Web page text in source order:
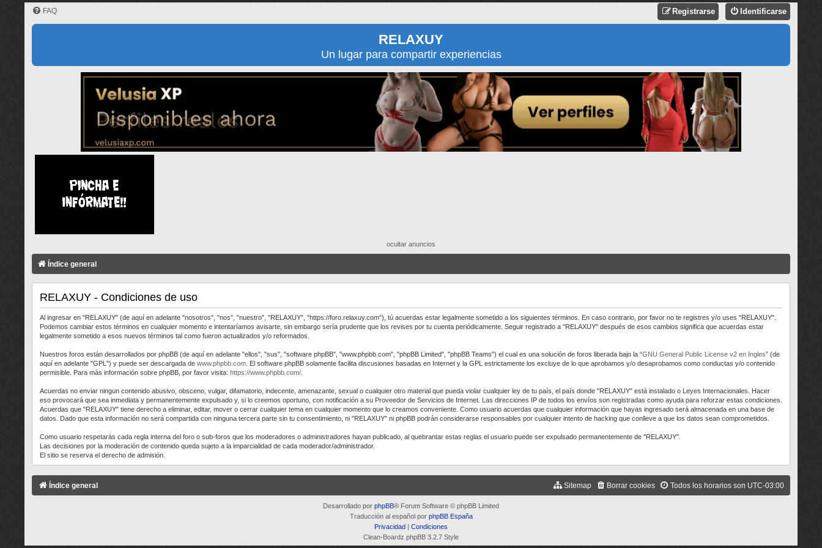
FAQ Identificarse
Registrarse
RELAXUY
Un lugar para compartir experiencias
ocultar anuncios
Índice general
RELAXUY - Condiciones de uso
Al ingresar en "RELAXUY" (de aquí en adelante "nosotros", "nos", "nuestro", "RELAXUY", "https://foro.relaxuy.com"), tú acuerdas estar legalmente sometido a los siguientes términos. En caso contrario, por favor no te registres y/o uses "RELAXUY".
Podemos cambiar estos términos en cualquier momento e intentaríamos avisarte, sin embargo sería prudente que los revises por tu cuenta periódicamente. Seguir registrado a "RELAXUY" después de esos cambios significa que acuerdas estar
legalmente sometido a esos nuevos términos tal como fueron actualizados y/o reformados.
Nuestros foros están desarrollados por phpBB (de aquí en adelante "ellos", "sus", "software phpBB", "www.phpbb.com", "phpBB Limited", "phpBB Teams") el cual es una solución de foros liberada bajo la “GNU General Public License v2 en Ingles” (de
aquí en adelante "GPL") y puede ser descargada de www.phpbb.com . El software phpBB solamente facilita discusiones basadas en Internet y la GPL estrictamente los excluye de lo que aprobamos y/o desaprobamos como conductas y/o contenido
permisible. Para más información sobre phpBB, por favor visita: https://www.phpbb.com/
Acuerdas no enviar ningun contenido abusivo, obsceno, vulgar, difamatorio, indecente, amenazante, sexual o cualquier otro material que pueda violar cualquier ley de tu país, el país donde "RELAXUY" está instalado o Leyes Internacionales. Hacer
eso provocará que sea inmediata y permanentemente expulsado y, si lo creemos oportuno, con notificación a su Proveedor de Servicios de Internet. Las direcciones IP de todos los envíos son registradas como ayuda para reforzar estas condiciones.
Acuerdas que "RELAXUY" tiene derecho a eliminar, editar, mover o cerrar cualquier tema en cualquier momento que lo creamos conveniente. Como usuario acuerdas que cualquier información que hayas ingresado será almacenada en una base de
datos. Dado que esta información no será compartida con ninguna tercera parte sin tu consentimiento, ni "RELAXUY" ni phpBB podrán considerarse responsables por cualquier intento de hacking que conlleve a que los datos sean comprometidos.
Como usuario respetarás cada regla interna del foro o sub-foros que los moderadores o administradores hayan publicado, al quebrantar estas reglas el usuario puede ser expulsado permanentemente de "RELAXUY".
Las decisiones por la moderación de contenido queda sujeto a la imparcialidad de cada moderador/administrador.
El sitio se reserva el derecho de admisión.
Índice general Todos los horarios son UTC-03:00
Borrar cookies
Sitemap
Desarrollado por phpBB® Forum Software © phpBB Limited
Traducción al español por phpBB España
Privacidad
Condiciones
Clean-Boardz phpBB 3.2.7 Style